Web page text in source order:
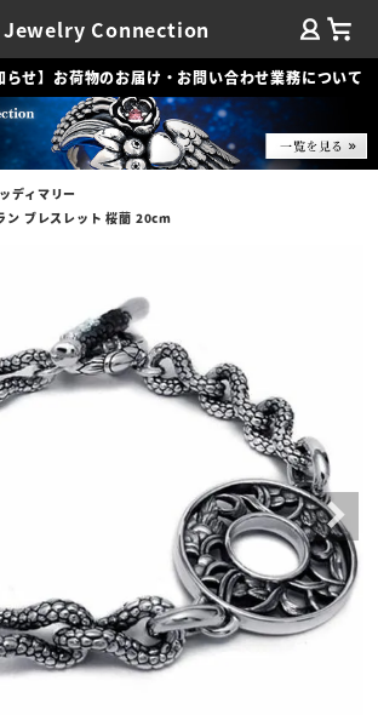
Jewelry Connection
らせ】お荷物のお届け・お問い合わせ業務について
ディマリー
ン ブレスレット 桜蘭 20cm